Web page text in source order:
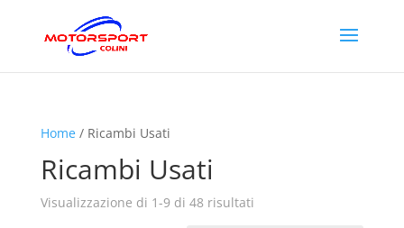
Home/ Ricambi Usati
Ricambi Usati
Visualizzazione di 1-9 di 48 risultati